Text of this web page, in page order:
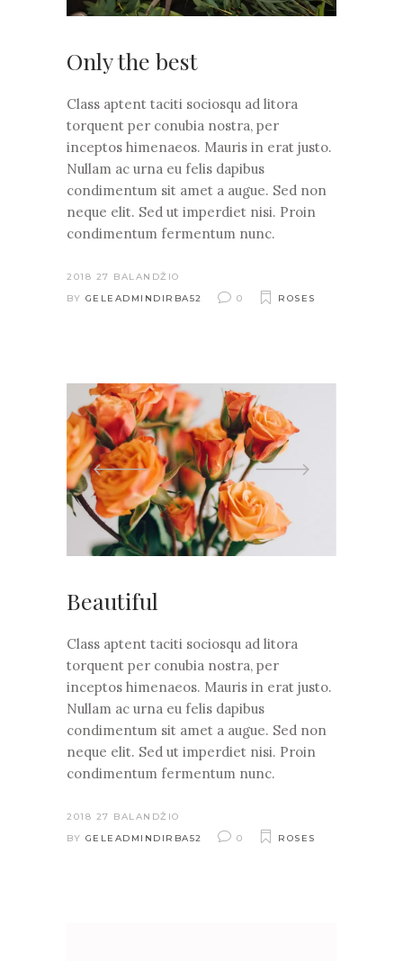
Only the best
Class aptent taciti sociosqu ad litora
torquent per conubia nostra, per
inceptos himenaeos. Mauris in erat justo.
Nullam ac urna eu felis dapibus
condimentum sit amet a augue. Sed non
neque elit. Sed ut imperdiet nisi. Proin
condimentum fermentum nunc.
2018 27 BALANDŽIO
BY GELEADMINDIRBA52 0 ROSES
Beautiful
Class aptent taciti sociosqu ad litora
torquent per conubia nostra, per
inceptos himenaeos. Mauris in erat justo.
Nullam ac urna eu felis dapibus
condimentum sit amet a augue. Sed non
neque elit. Sed ut imperdiet nisi. Proin
condimentum fermentum nunc.
2018 27 BALANDŽIO
BY GELEADMINDIRBA52 0 ROSES